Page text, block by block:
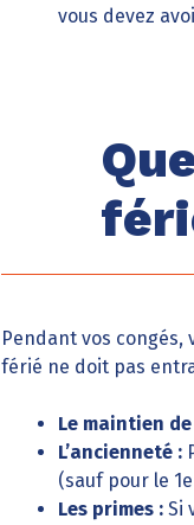
vous devez
Pendant vos congés,
férié ne doit pas
Le maintien
L’ancienneté :
(sauf pour le
Les primes : Si